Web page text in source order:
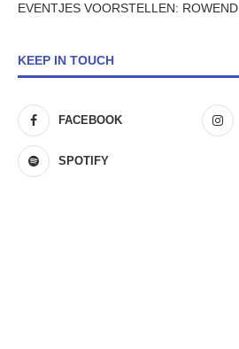
EVENTJES VOORSTELLEN: ROWEND
KEEP IN TOUCH
FACEBOOK
SPOTIFY